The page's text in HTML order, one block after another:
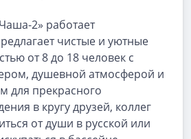
2» работает
чистые и уютные
от 8 до 18 человек с
душевной атмосферой и
для прекрасного
в кругу друзей, коллег
от души в русской или